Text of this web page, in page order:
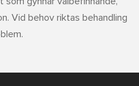
Vid behov riktas behandling